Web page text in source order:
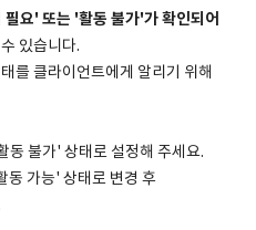
요' 또는 '활동 불가'가 확인되어
있습니다.
를 클라이언트에게 알리기 위해
동 불가' 상태로 설정해 주세요.
동 가능' 상태로 변경 후